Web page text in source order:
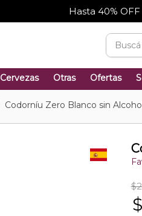
Hasta 40%
Cervezas Otras Ofertas
Codorníu Zero Blanco sin
$